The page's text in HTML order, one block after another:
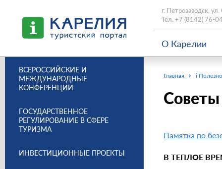
г. Петрозаводск,
Тел. +7 (8142) 76-
О Карелии
Главная i
Памятка по
В ТЕПЛОЕ
ВСЕРОССИЙСКИЕ И
МЕЖДУНАРОДНЫЕ
КОНФЕРЕНЦИИ
ГОСУДАРСТВЕННОЕ
РЕГУЛИРОВАНИЕ В СФЕРЕ
ТУРИЗМА
ИНВЕСТИЦИОННЫЕ ПРОЕКТЫ